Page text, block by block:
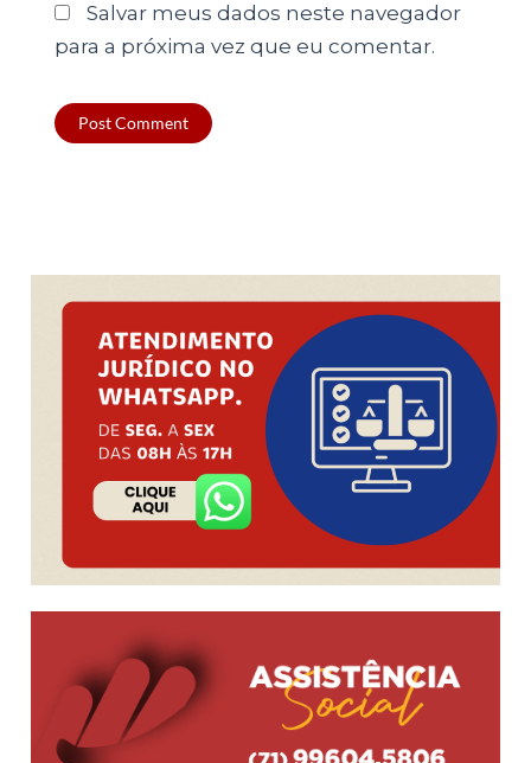
Salvar meus dados neste navegador
para a próxima vez que eu comentar.